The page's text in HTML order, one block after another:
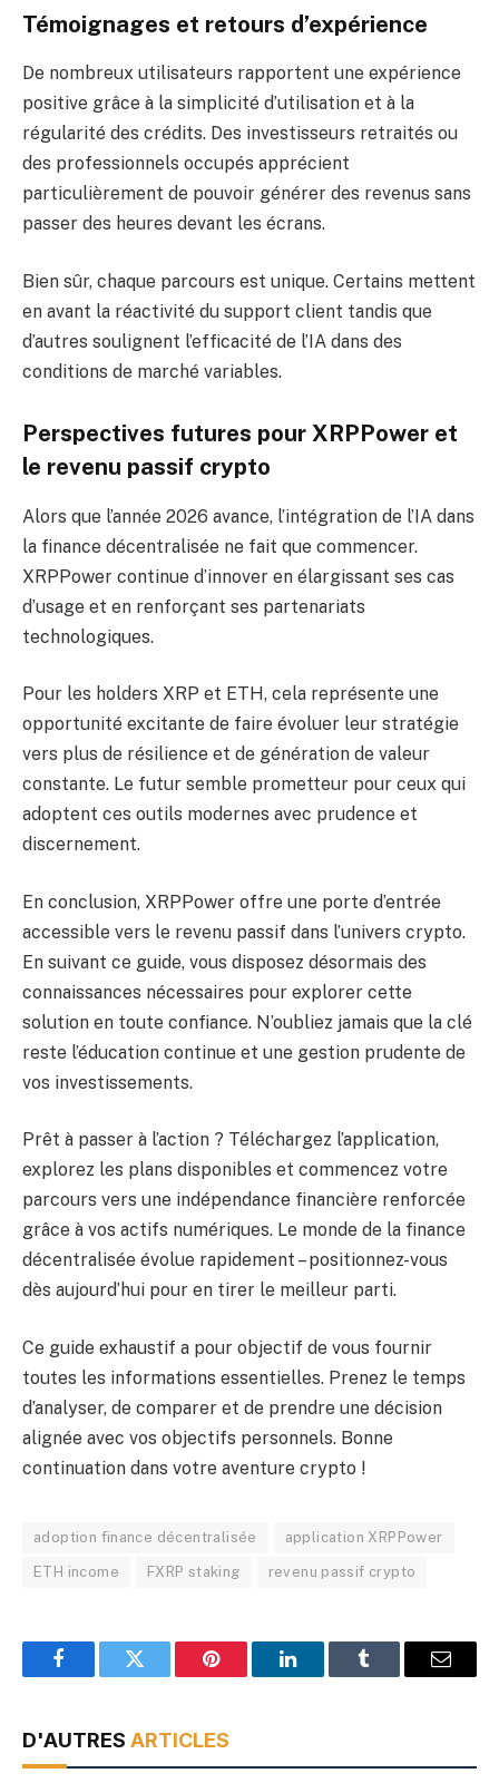
Témoignages et retours d’expérience
De nombreux utilisateurs rapportent une expérience
positive grâce à la simplicité d’utilisation et à la
régularité des crédits. Des investisseurs retraités ou
des professionnels occupés apprécient
particulièrement de pouvoir générer des revenus sans
passer des heures devant les écrans.
Bien sûr, chaque parcours est unique. Certains mettent
en avant la réactivité du support client tandis que
d’autres soulignent l’efficacité de l’IA dans des
conditions de marché variables.
Perspectives futures pour XRPPower et
le revenu passif crypto
Alors que l’année 2026 avance, l’intégration de l’IA dans
la finance décentralisée ne fait que commencer.
XRPPower continue d’innover en élargissant ses cas
d’usage et en renforçant ses partenariats
technologiques.
Pour les holders XRP et ETH, cela représente une
opportunité excitante de faire évoluer leur stratégie
vers plus de résilience et de génération de valeur
constante. Le futur semble prometteur pour ceux qui
adoptent ces outils modernes avec prudence et
discernement.
En conclusion, XRPPower offre une porte d’entrée
accessible vers le revenu passif dans l’univers crypto.
En suivant ce guide, vous disposez désormais des
connaissances nécessaires pour explorer cette
solution en toute confiance. N’oubliez jamais que la clé
reste l’éducation continue et une gestion prudente de
vos investissements.
Prêt à passer à l’action ? Téléchargez l’application,
explorez les plans disponibles et commencez votre
parcours vers une indépendance financière renforcée
grâce à vos actifs numériques. Le monde de la finance
décentralisée évolue rapidement – positionnez-vous
dès aujourd’hui pour en tirer le meilleur parti.
Ce guide exhaustif a pour objectif de vous fournir
toutes les informations essentielles. Prenez le temps
d’analyser, de comparer et de prendre une décision
alignée avec vos objectifs personnels. Bonne
continuation dans votre aventure crypto !
adoption finance décentralisée application XRPPower
ETH income FXRP staking revenu passif crypto
FacebookTwitter Pinterest LinkedInTumblr Email
D'AUTRES ARTICLES